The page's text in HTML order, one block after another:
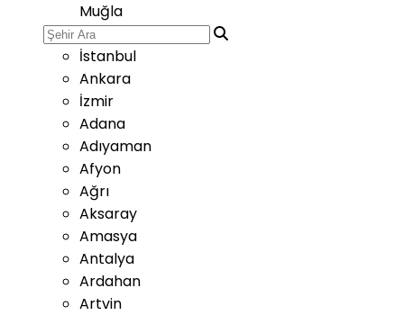
Muğla
İstanbul
Ankara
İzmir
Adana
Adıyaman
Afyon
Ağrı
Aksaray
Amasya
Antalya
Ardahan
Artvin